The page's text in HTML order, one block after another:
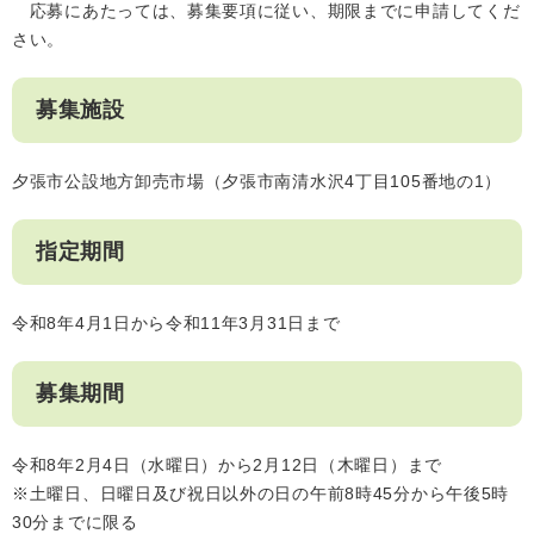
応募にあたっては、募集要項に従い、期限までに申請してくだ
さい。
募集施設
夕張市公設地方卸売市場（夕張市南清水沢4丁目105番地の1）
指定期間
令和8年4月1日から令和11年3月31日まで
募集期間
令和8年2月4日（水曜日）から2月12日（木曜日）まで
※土曜日、日曜日及び祝日以外の日の午前8時45分から午後5時
30分までに限る